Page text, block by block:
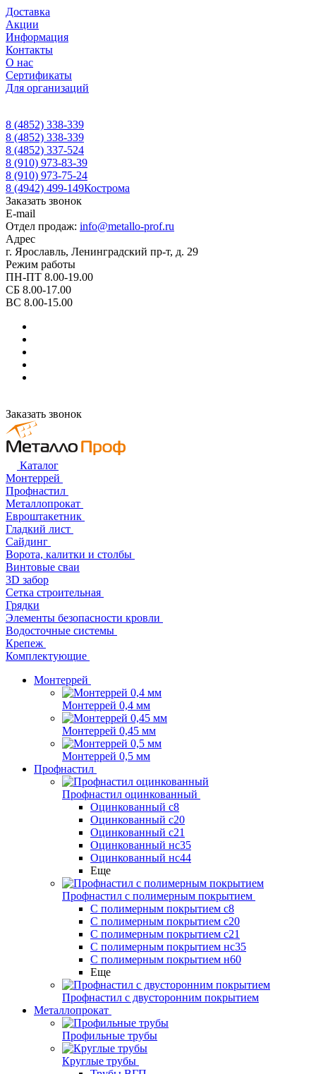
Доставка
Акции
Информация
Контакты
О нас
Сертификаты
Для организаций
8 (4852) 338-339
8 (4852) 338-339
8 (4852) 337-524
8 (910) 973-83-39
8 (910) 973-75-24
8 (4942) 499-149Кострома
Заказать звонок
E-mail
Отдел продаж: info@metallo-prof.ru
Адрес
г. Ярославль, Ленинградский пр-т, д. 29
Режим работы
ПН-ПТ 8.00-19.00
СБ 8.00-17.00
ВС 8.00-15.00
Заказать звонок
Каталог
Монтеррей
Профнастил
Металлопрокат
Евроштакетник
Гладкий лист
Сайдинг
Ворота, калитки и столбы
Винтовые сваи
3D забор
Сетка строительная
Грядки
Элементы безопасности кровли
Водосточные системы
Крепеж
Комплектующие
Монтеррей
Монтеррей 0,4 мм
Монтеррей 0,45 мм
Монтеррей 0,5 мм
Профнастил
Профнастил оцинкованный
Оцинкованный с8
Оцинкованный с20
Оцинкованный с21
Оцинкованный нс35
Оцинкованный нс44
Еще
Профнастил с полимерным покрытием
С полимерным покрытием с8
С полимерным покрытием с20
С полимерным покрытием с21
С полимерным покрытием нс35
С полимерным покрытием н60
Еще
Профнастил с двусторонним покрытием
Металлопрокат
Профильные трубы
Круглые трубы